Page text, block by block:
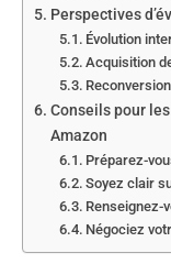
Perspectives
Évolution
Acquisition
Reconversion
Conseils pour
Amazon
Préparez-
Soyez clair
Renseignez-
Négociez